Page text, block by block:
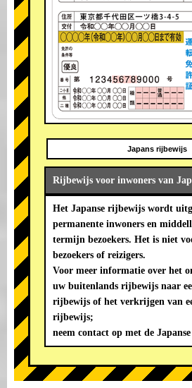
Japans rijbewijs
Rijbewijs voor inwoners van
Het Japanse rijbewijs wordt
permanente inwoners en
termijn bezoekers. Het is niet
bezoekers of reizigers.
Voor meer informatie over het
uw buitenlands rijbewijs naar
rijbewijs of het verkrijgen van
rijbewijs;
neem contact op met de